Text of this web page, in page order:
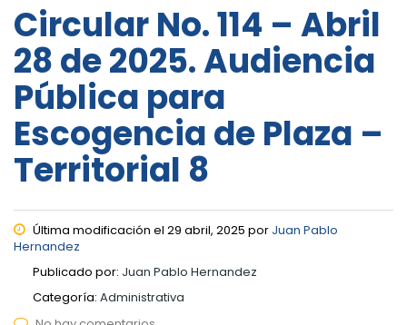
Circular No. 114 – Abril
28 de 2025. Audiencia
Pública para
Escogencia de Plaza –
Territorial 8
Última modificación el 29 abril, 2025 por Juan Pablo
Hernandez
Publicado por: Juan Pablo Hernandez
Categoría: Administrativa